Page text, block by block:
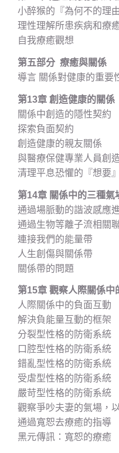
小醉猴的『為何不的理
理性理解所患疾病和療
自我療癒觀想
第五部分 療癒與關係
導言 關係對健康的重
第13章 創造健康的關係
關係中創造的隱性契約
探索負面契約
創造健康的親友關係
與醫療保健專業人員創
清理平息恐懼的『想要
第14章 關係中的三種
通過場脈動的諧波感應
通過生物等離子流相關
連接我們的能量帶
人生創傷與關係帶
關係帶的問題
第15章 觀察人際關係
人際關係中的負面互動
解決負能量互動的框架
分裂型性格的防衛系統
口腔型性格的防衛系統
錯亂型性格的防衛系統
受虐型性格的防衛系統
嚴苛型性格的防衛系統
觀察爭吵夫妻的氣場，
通過寬恕去療癒的指導
黑元傳訊：寬恕的療癒